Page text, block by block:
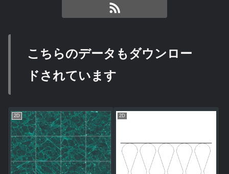
こちらのデータもダウンロー
ドされています
2D 2D